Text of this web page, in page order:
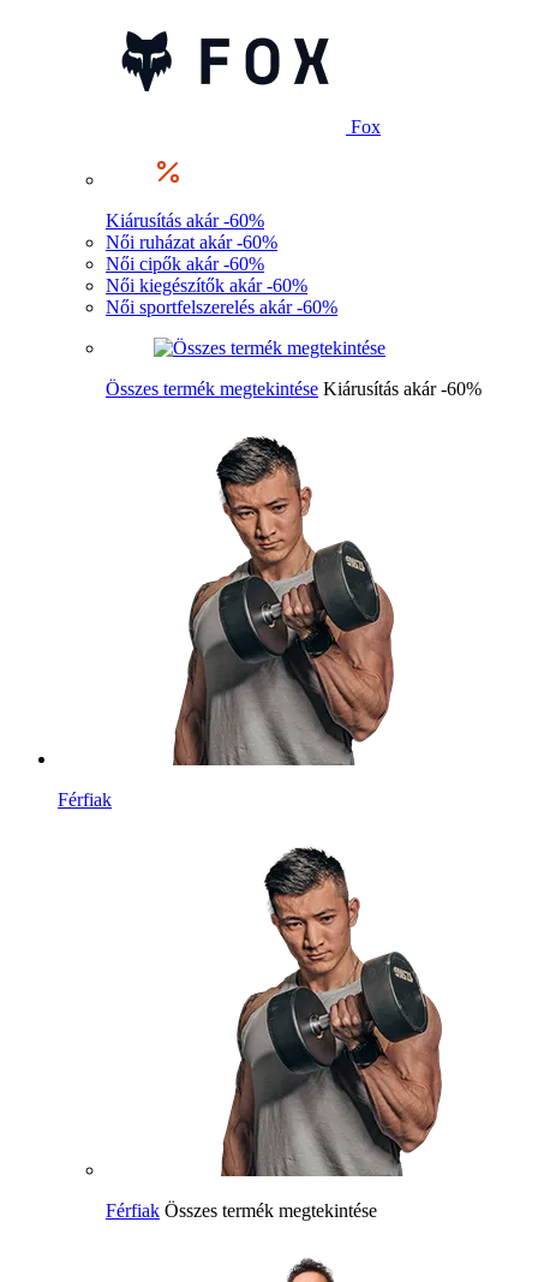
Fox
Kiárusítás akár -60%
Női ruházat akár -60%
Női cipők akár -60%
Női kiegészítők akár -60%
Női sportfelszerelés akár -60%
Összes termék megtekintése Kiárusítás akár -60%
Férfiak
Férfiak Összes termék megtekintése